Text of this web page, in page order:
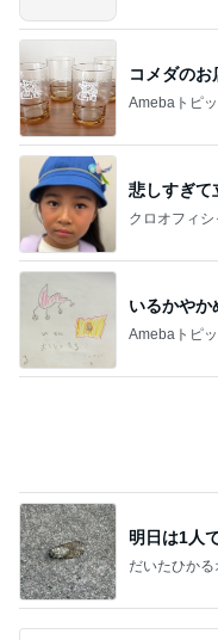
コメダのお
Amebaトピ
悲しすぎて
クロオフィ
いるかやか
Amebaトピ
明日は1人
だいたひかる